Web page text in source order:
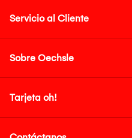
Servicio al Cliente
Sobre Oechsle
Tarjeta oh!